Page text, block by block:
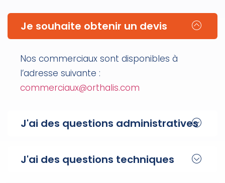
Je souhaite obtenir un devis
Nos commerciaux sont disponibles à
l’adresse suivante :
commerciaux@orthalis.com
J'ai des questions administratives
J'ai des questions techniques